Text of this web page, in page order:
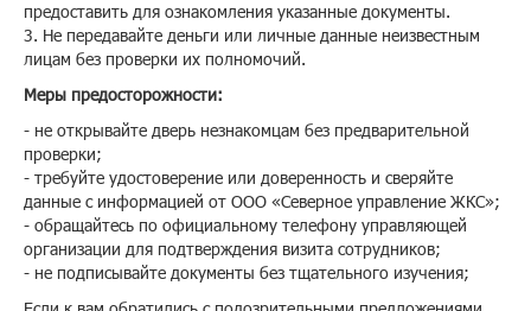
предоставить для ознакомления указанные документы.
3. Не передавайте деньги или личные данные неизвестным
лицам без проверки их полномочий.
Меры предосторожности:
- не открывайте дверь незнакомцам без предварительной
проверки;
- требуйте удостоверение или доверенность и сверяйте
данные с информацией от ООО «Северное управление ЖКС»;
- обращайтесь по официальному телефону управляющей
организации для подтверждения визита сотрудников;
- не подписывайте документы без тщательного изучения;